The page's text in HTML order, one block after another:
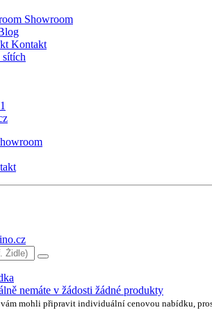
Showroom
Kontakt
sítích
nemáte v žádosti žádné produkty
mohli připravit individuální cenovou nabídku,